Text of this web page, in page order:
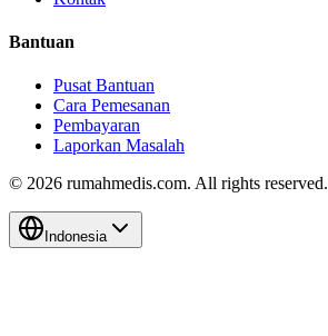
Bantuan
Pusat Bantuan
Cara Pemesanan
Pembayaran
Laporkan Masalah
© 2026 rumahmedis.com. All rights reserved.
Indonesia